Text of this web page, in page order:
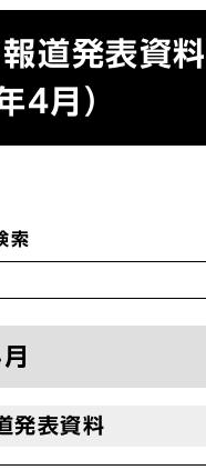
道発表資料
4月）
索
発表資料